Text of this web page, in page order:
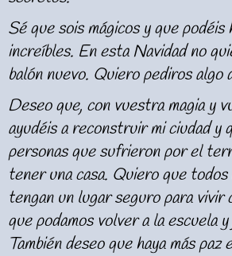
Sé que sois mágicos y que podéis
increíbles. En esta Navidad no
balón nuevo. Quiero pediros algo
Deseo que, con vuestra magia y
ayudéis a reconstruir mi ciudad y
personas que sufrieron por el
tener una casa. Quiero que todos
tengan un lugar seguro para vivir
que podamos volver a la escuela
También deseo que haya más paz